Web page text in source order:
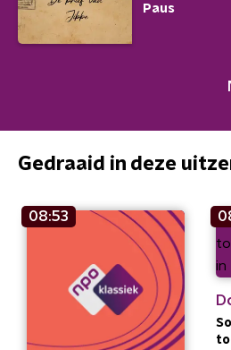
Paus
Gedraaid in deze
08:53